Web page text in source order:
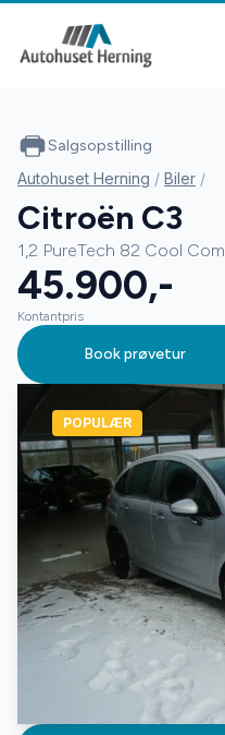
POPULÆR
Salgsopstilling
Autohuset Herning / Biler /
Citroën C3
1,2 PureTech 82 Cool
45.900,-
Kontantpris
Book prøvetur